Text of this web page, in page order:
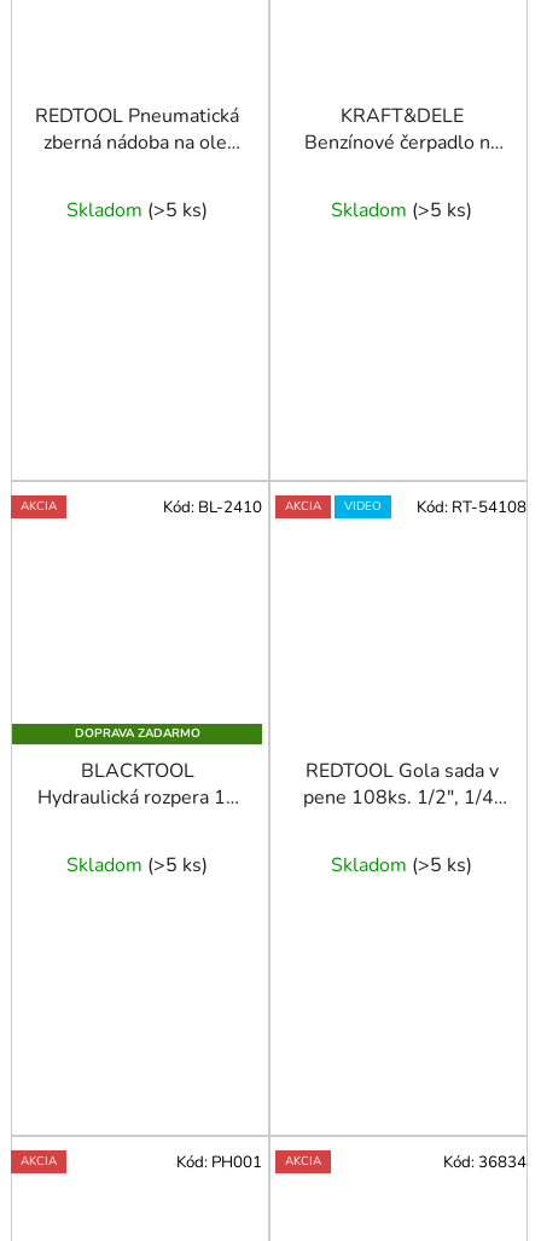
REDTOOL Pneumatická
zberná nádoba na olej
sklenenou nádobou
Skladom (>5 ks)
KRAFT&DELE
Benzínové čerpadlo na
KD770
Skladom (>5 ks)
AKCIA
DOPRAVA ZADARMO
BLACKTOOL
Hydraulická rozpera 10
Skladom (>5 ks)
Kód: BL-2410 AKCIA VIDEO
REDTOOL Gola sada v
pene 108ks. 1/2", 1/4"
hodnotenie
Skladom (>5 ks)
Kód: RT-54108
AKCIA Kód: PH001 AKCIA Kód:36834